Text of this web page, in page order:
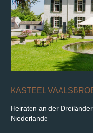
KASTEEL
Heiraten an der
Niederlande